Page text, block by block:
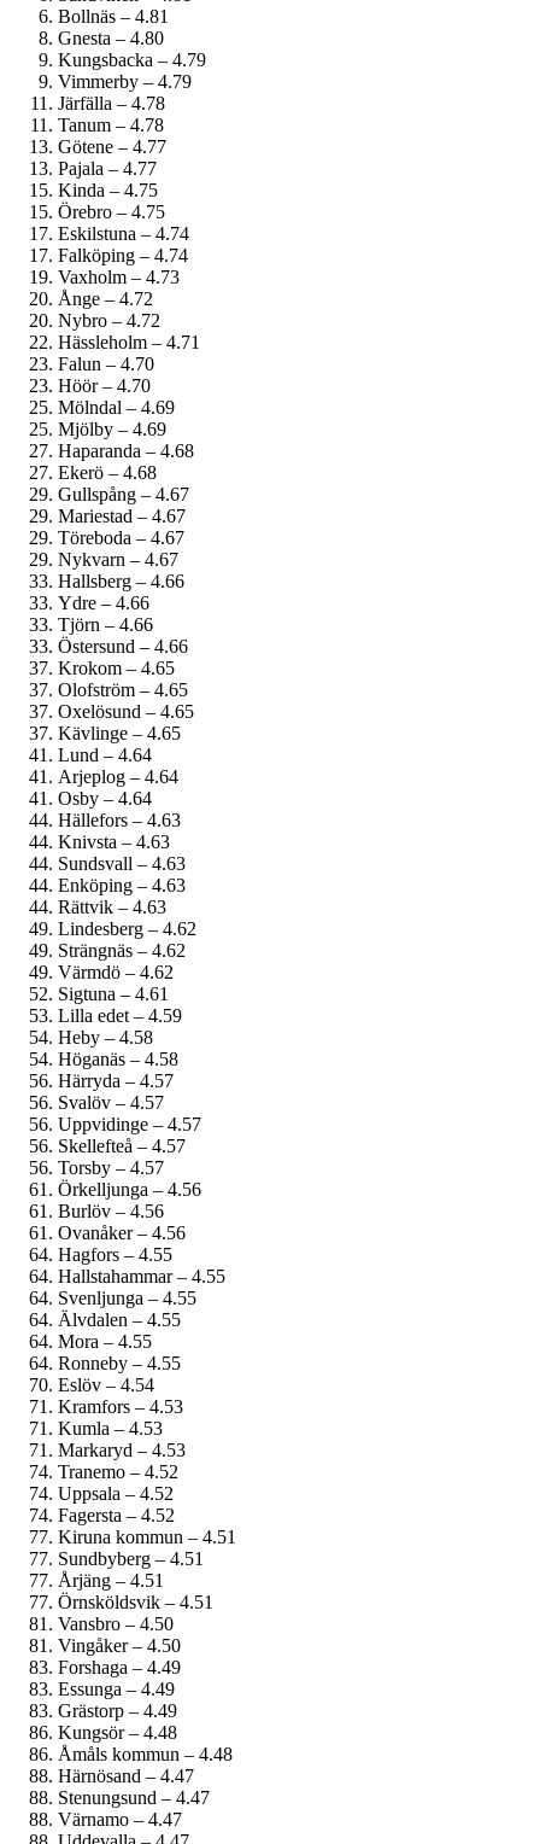
Bollnäs – 4.81
Gnesta – 4.80
Kungsbacka – 4.79
Vimmerby – 4.79
Järfälla – 4.78
Tanum – 4.78
Götene – 4.77
Pajala – 4.77
Kinda – 4.75
Örebro – 4.75
Eskilstuna – 4.74
Falköping – 4.74
Vaxholm – 4.73
Ånge – 4.72
Nybro – 4.72
Hässleholm – 4.71
Falun – 4.70
Höör – 4.70
Mölndal – 4.69
Mjölby – 4.69
Haparanda – 4.68
Ekerö – 4.68
Gullspång – 4.67
Mariestad – 4.67
Töreboda – 4.67
Nykvarn – 4.67
Hallsberg – 4.66
Ydre – 4.66
Tjörn – 4.66
Östersund – 4.66
Krokom – 4.65
Olofström – 4.65
Oxelösund – 4.65
Kävlinge – 4.65
Lund – 4.64
Arjeplog – 4.64
Osby – 4.64
Hällefors – 4.63
Knivsta – 4.63
Sundsvall – 4.63
Enköping – 4.63
Rättvik – 4.63
Lindesberg – 4.62
Strängnäs – 4.62
Värmdö – 4.62
Sigtuna – 4.61
Lilla edet – 4.59
Heby – 4.58
Höganäs – 4.58
Härryda – 4.57
Svalöv – 4.57
Uppvidinge – 4.57
Skellefteå – 4.57
Torsby – 4.57
Örkelljunga – 4.56
Burlöv – 4.56
Ovanåker – 4.56
Hagfors – 4.55
Hallstahammar – 4.55
Svenljunga – 4.55
Älvdalen – 4.55
Mora – 4.55
Ronneby – 4.55
Eslöv – 4.54
Kramfors – 4.53
Kumla – 4.53
Markaryd – 4.53
Tranemo – 4.52
Uppsala – 4.52
Fagersta – 4.52
Kiruna kommun – 4.51
Sundbyberg – 4.51
Årjäng – 4.51
Örnsköldsvik – 4.51
Vansbro – 4.50
Vingåker – 4.50
Forshaga – 4.49
Essunga – 4.49
Grästorp – 4.49
Kungsör – 4.48
Åmåls kommun – 4.48
Härnösand – 4.47
Stenungsund – 4.47
Värnamo – 4.47